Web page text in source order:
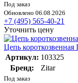
Под заказ
Обновлено 06.08.2026
+7 (495) 565-40-21
Уточнить цену
Цепь
Артикул: 103325
Бренд:
Zitar
Под заказ